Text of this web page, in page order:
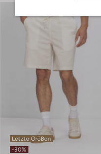
Letzte Größen
-30%